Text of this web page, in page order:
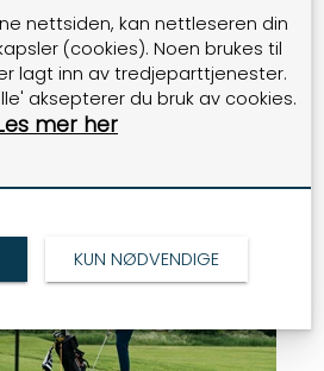
fritid er veldig kjekt.
godt. Vi er totalt 16 ansatte
lag 40 millioner i året.
kan videreutvikle, investere
nettsiden, kan nettleseren din
(cookies). Noen brukes til
lagt inn av tredjeparttjenester.
aksepterer du bruk av cookies.
mer her
KUN NØDVENDIGE